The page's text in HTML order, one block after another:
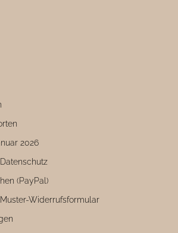
2026
(PayPal)
Widerrufsformular